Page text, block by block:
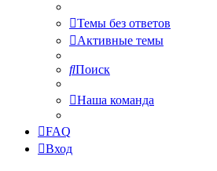
Темы без ответов
Активные темы
Поиск
Наша команда
FAQ
Вход